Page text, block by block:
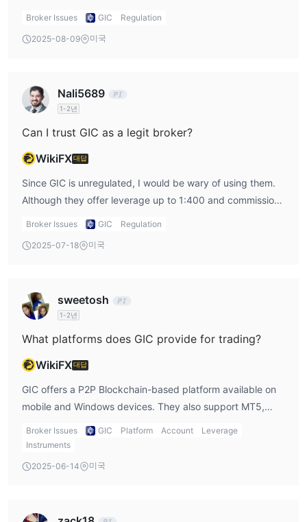
like that they provide a P2P Blockchain-based platform for
commission-free and swap-free structure is another
Broker Issues GIC Regulation
2025-08-09 미국
Nali5689
1-2년
Can I trust GIC as a legit broker?
WikiFX대답
Since GIC is unregulated, I would be wary of using them.
Although they offer leverage up to 1:400 and commission-
free trading, the lack of regulation and bad reviews about
trustworthy and regulated broker.
Broker Issues GIC Regulation
2025-07-18 미국
sweetosh
1-2년
What platforms does GIC provide for trading?
WikiFX대답
GIC offers a P2P Blockchain-based platform available on
mobile and Windows devices. They also support MT5,
which is one of my preferred trading platforms. I
appreciate the flexibility to choose between the
Broker Issues GIC Platform Account
Leverage
Instruments
2025-06-14 미국